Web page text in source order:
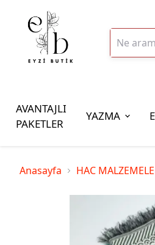
AVANTAJLI
PAKETLER
YAZMA
İplik Çeşitleri
100gr Altınbaşak Polyester
350gr Altınbaşak Polyester
Anasayfa HAC